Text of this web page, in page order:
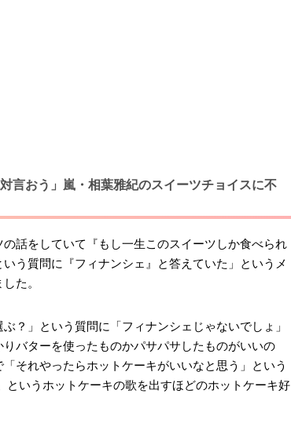
言おう」嵐・相葉雅紀のスイーツチョイスに不
話をしていて『もし一生このスイーツしか食べられ
う質問に『フィナンシェ』と答えていた」というメ
た。
？」という質問に「フィナンシェじゃないでしょ」
バターを使ったものかパサパサしたものがいいの
それやったらホットケーキがいいなと思う」という
というホットケーキの歌を出すほどのホットケーキ好